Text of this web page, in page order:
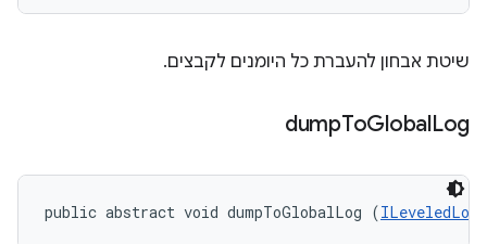
שיטת אבחון להעברת כל היומנים לקבצים.
dumpToGlobalLog
public abstract void dumpToGlobalLog (